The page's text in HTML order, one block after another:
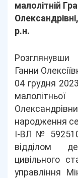
малолітній
р.н.
Ганни
04 грудня
народження
І-ВЛ №
відділом
цивільного
управління